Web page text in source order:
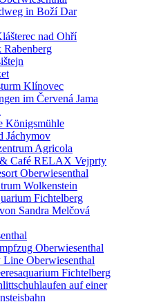
in Boží Dar
nad Ohří
Rabenberg
Klínovec
im Červená Jama
Königsmühle
Jáchymov
Agricola
Café RELAX Vejprty
Oberwiesenthal
Wolkenstein
Fichtelberg
Sandra Melčová
Oberwiesenthal
Line Oberwiesenthal
Fichtelberg
auf einer